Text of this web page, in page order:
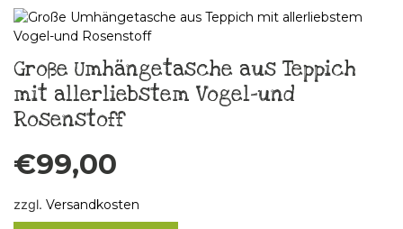
Große Umhängetasche aus Teppich
mit allerliebstem Vogel-und
Rosenstoff
€99,00
zzgl. Versandkosten